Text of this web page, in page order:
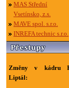
MAS Střední
Vsetínsko, z.s.
MAVE spol. s.r.o.
INREFA technic s.r.o.
Změny v kádru
Liptál: